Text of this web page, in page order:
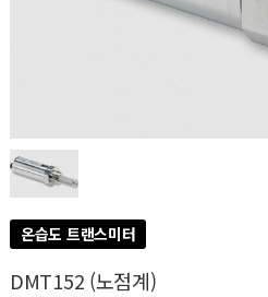
온습도 트랜스미터
DMT152 (노점계)